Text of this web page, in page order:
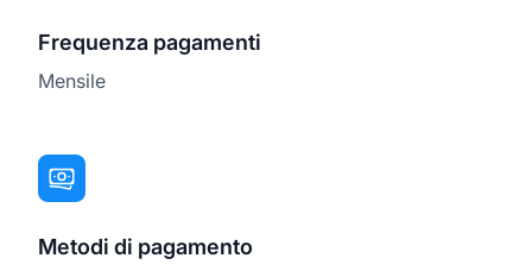
Frequenza pagamenti
Mensile
Metodi di pagamento